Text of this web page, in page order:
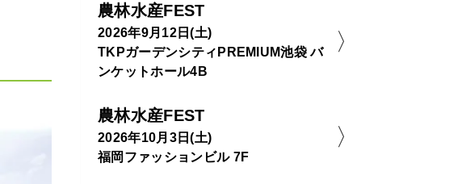
農林水産FEST
2026年9月12日(土)
TKPガーデンシティPREMIUM池袋 バ
ンケットホール4B
農林水産FEST
2026年10月3日(土)
福岡ファッションビル 7F